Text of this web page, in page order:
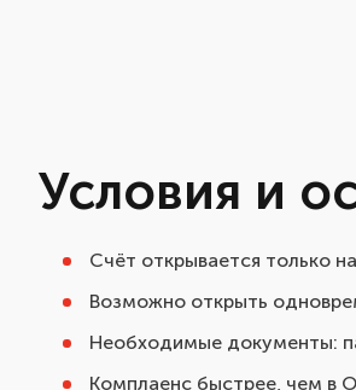
Условия и
Счёт открывается только
Возможно открыть
Необходимые документы:
Комплаенс быстрее, чем в